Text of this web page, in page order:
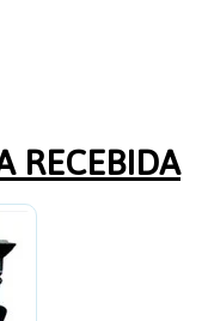
RECEBIDA